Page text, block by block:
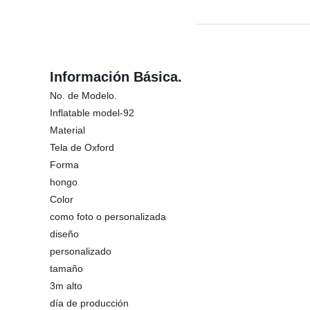
Información Básica.
No. de Modelo.
Inflatable model-92
Material
Tela de Oxford
Forma
hongo
Color
como foto o personalizada
diseño
personalizado
tamaño
3m alto
día de producción